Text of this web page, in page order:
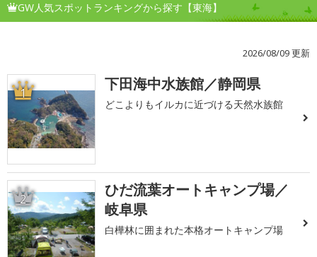
GW人気スポットランキングから探す【東海】
2026/08/09 更新
1 下田海中水族館／静岡県
どこよりもイルカに近づける天然水族館
2
ひだ流葉オートキャンプ場／
岐阜県
白樺林に囲まれた本格オートキャンプ場